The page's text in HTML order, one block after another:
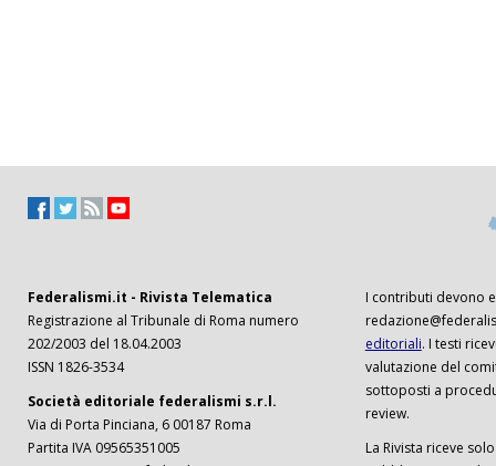
Federalismi.it - Rivista Telematica
Registrazione al Tribunale di Roma numero
202/2003 del 18.04.2003
ISSN 1826-3534
Società editoriale federalismi s.r.l.
Via di Porta Pinciana, 6 00187 Roma
Partita IVA 09565351005
I contributi devono
editoriali. I testi
valutazione del
sottoposti a
review.
La Rivista riceve